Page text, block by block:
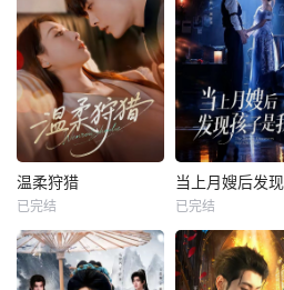
温柔狩猎
已完结 已完结